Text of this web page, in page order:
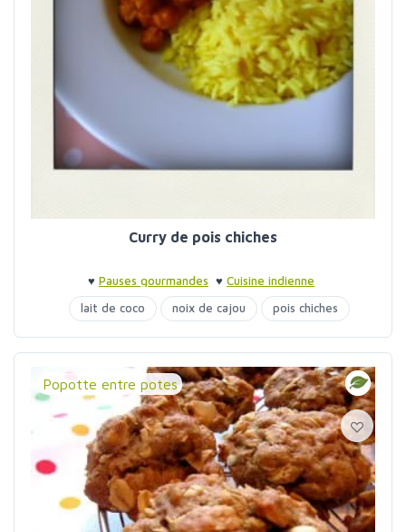
Curry de pois chiches
♥ Pauses gourmandes ♥ Cuisine indienne
lait de coco
noix de cajou pois chiches
Popotte entre potes